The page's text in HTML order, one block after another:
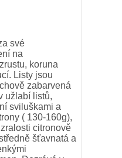
své
na
koruna
Listy jsou
zabarvená
užlabí listů,
sviluškami a
( 130-160g),
citronově
šťavnatá a